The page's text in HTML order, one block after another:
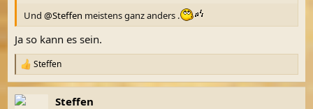
Und@Steffen meistens ganz anders .
Ja so kann es sein.
R
e
a
k
Steffen
Steffen